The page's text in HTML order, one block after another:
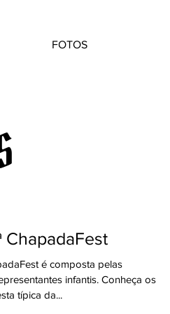
FOTOS
ChapadaFest
é composta pelas
infantis. Conheça os
típica da...